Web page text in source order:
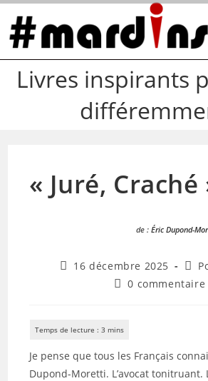
Skip
content
Livres inspirants
« Juré, Craché
de : Éric Dupond-
Publication
16 décembre 2025
Post
Commentaires
0 commentaire
Je pense que tous les Français
Dupond-Moretti. L’avocat tonitruant.